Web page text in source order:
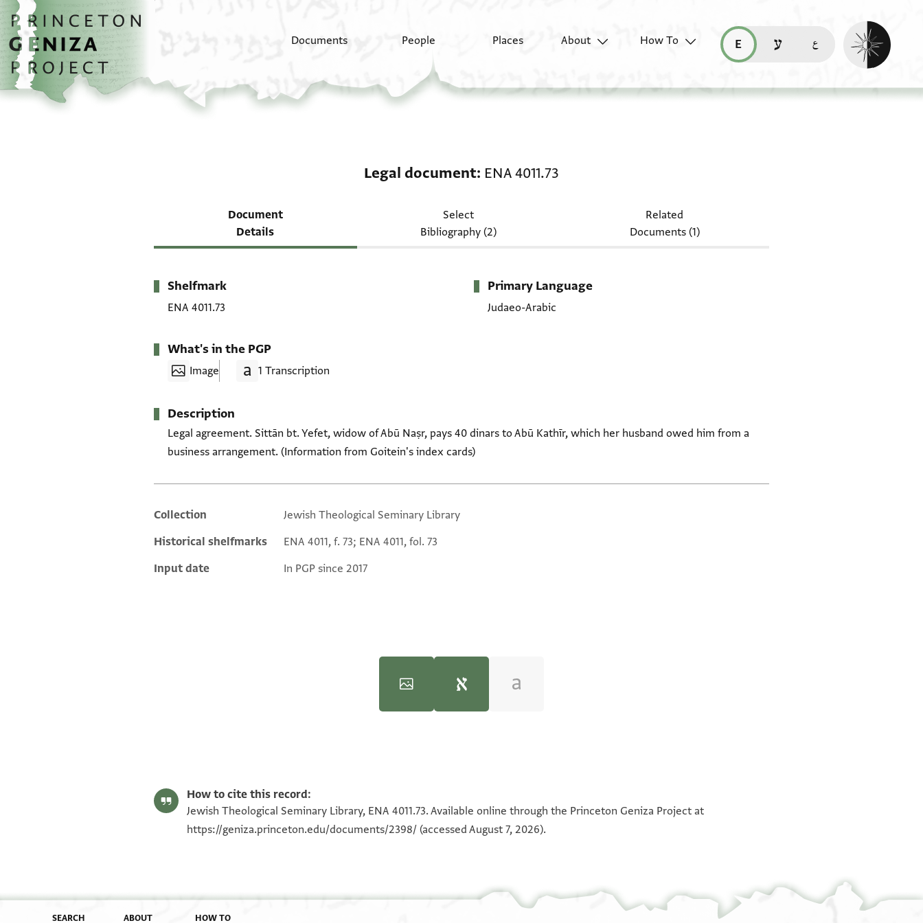
Skip to main content
home
Documents People Places About
How To
read this page in English (en)
קריאת העמוד ב-עברית (he)
Enable dark
Legal document ENA 4011.73
Document
Details
Select
Bibliography (2)
Related
Documents (1)
Metadata
Shelfmark
ENA 4011.73
Primary Language
Judaeo-Arabic
What's in the PGP
Image 1 Transcription
Description
Legal agreement. Sittān bt. Yefet, widow of Abū Naṣr, pays 40 dinars to Abū Kathīr, which her husband owed him from a
business arrangement. (Information from Goitein's index cards)
Additional metadata
Collection
Jewish Theological Seminary Library
Historical shelfmarks
ENA 4011, f. 73; ENA 4011, fol. 73
Input date
In PGP since 2017
ז[וגה]א אבו נצר פקאלת כאן לאבו כתיר צהרי ענדה
אלמנה פקאל כאנת לי ענד אבו נצר כאן יעמל לי
בהא פלמא כאן ענד ופאתה ואצא ורתתה באן
How to cite this record:
Jewish Theological Seminary Library, ENA 4011.73. Available online through the Princeton Geniza Project at
https://geniza.princeton.edu/documents/2398/ (accessed August 7, 2026).
SEARCH ABOUT HOW TO